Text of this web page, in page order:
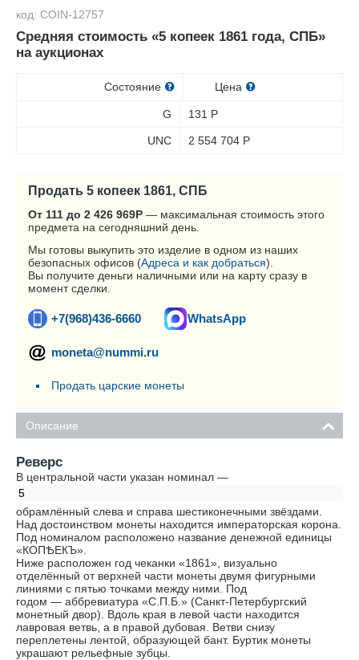
код: COIN-12757
Средняя стоимость «5 копеек 1861 года, СПБ»
на аукционах
Состояние Цена
G 131 Р
UNC 2 554 704 Р
Продать 5 копеек 1861, СПБ
От 111 до 2 426 969Р — максимальная стоимость этого
предмета на сегодняшний день.
Мы готовы выкупить это изделие в одном из наших
безопасных офисов (Адреса и как добраться).
Вы получите деньги наличными или на карту сразу в
момент сделки.
+7(968)436-6660 WhatsApp
moneta@nummi.ru
Продать царские монеты
Описание
Реверс
В центральной части указан номинал —
5
обрамлённый слева и справа шестиконечными звёздами.
Над достоинством монеты находится императорская корона.
Под номиналом расположено название денежной единицы
«КОПѢЕКЪ».
Ниже расположен год чеканки «1861», визуально
отделённый от верхней части монеты двумя фигурными
линиями с пятью точками между ними. Под
годом — аббревиатура «С.П.Б.» (Санкт-Петербургский
монетный двор). Вдоль края в левой части находится
лавровая ветвь, а в правой дубовая. Ветви снизу
переплетены лентой, образующей бант. Буртик монеты
украшают рельефные зубцы.